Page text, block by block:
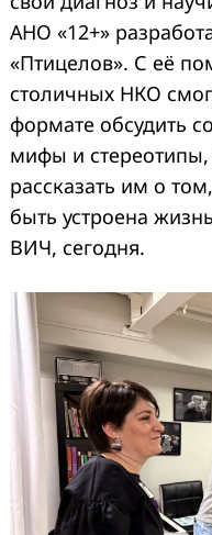
АНО «12+»
«Птицелов». С её
столичных НКО
формате обсудить
мифы и
рассказать им о
быть устроена
ВИЧ, сегодня.